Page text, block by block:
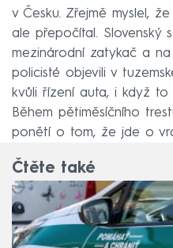
v Česku. Zřejmě myslel,
ale přepočítal. Slovenský
mezinárodní zatykač a
policisté objevili v
kvůli řízení auta, i když to
Během pětiměsíčního
ponětí o tom, že jde o
Čtěte také